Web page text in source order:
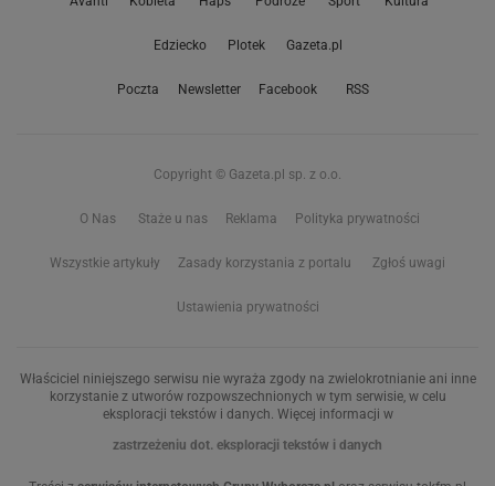
Edziecko Plotek Gazeta.pl
Poczta Newsletter Facebook RSS
Copyright © Gazeta.pl sp. z o.o.
O Nas Staże u nas Reklama Polityka prywatności
Wszystkie artykuły Zasady korzystania z portalu Zgłoś uwagi
Ustawienia prywatności
Właściciel niniejszego serwisu nie wyraża zgody na zwielokrotnianie ani inne
korzystanie z utworów rozpowszechnionych w tym serwisie, w celu
eksploracji tekstów i danych. Więcej informacji w
zastrzeżeniu dot. eksploracji tekstów i danych